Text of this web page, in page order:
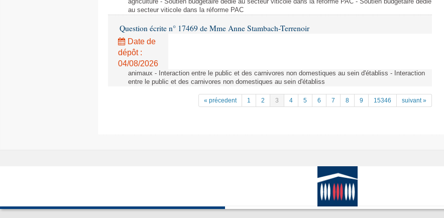
agriculture - Soutien budgétaire dédié au secteur viticole dans la réforme PAC - Soutien budgétaire dédié
au secteur viticole dans la réforme PAC
Question écrite n° 17469 de Mme Anne Stambach-Terrenoir
Date de
dépôt :
04/08/2026
animaux - Interaction entre le public et des carnivores non domestiques au sein d'établiss - Interaction
entre le public et des carnivores non domestiques au sein d'établiss
« précedent 1 2 3 4 5 6 7 8 9 15346 suivant »